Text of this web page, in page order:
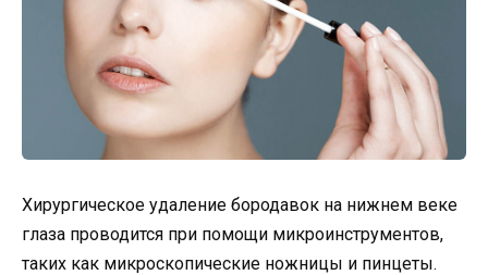
Хирургическое удаление бородавок на нижнем веке
глаза проводится при помощи микроинструментов,
таких как микроскопические ножницы и пинцеты.